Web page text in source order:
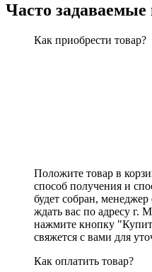
Часто
Как приобрести товар?
Положите товар в
способ получения и
будет собран, менеджер
ждать вас по адресу г.
нажмите кнопку
свяжется с вами для
Как оплатить товар?